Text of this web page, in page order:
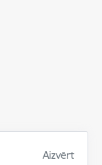
Aizvērt